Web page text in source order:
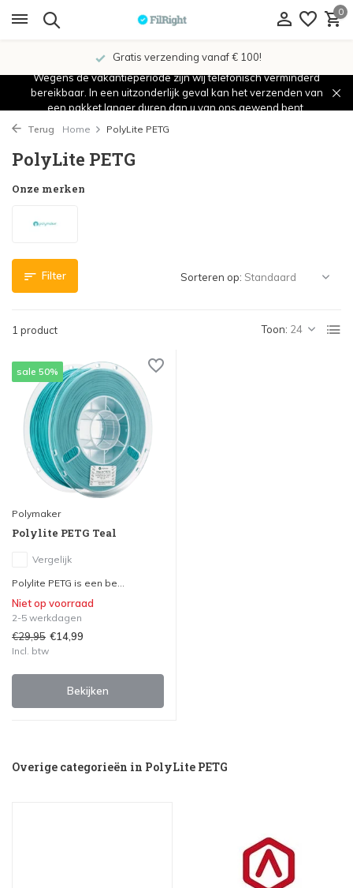
0
Gratis verzending vanaf € 100!
Wegens de vakantieperiode zijn wij telefonisch verminderd
bereikbaar. In een uitzonderlijk geval kan het verzenden van
een pakket langer duren dan u van ons gewend bent.
Terug Home PolyLite PETG
PolyLite PETG
Onze merken
Filter
1 product Toon:
Sorteren op:
sale 50%
Polymaker
Polylite PETG Teal
Vergelijk
Polylite PETG is een be...
Niet op voorraad
2-5 werkdagen
€29,95 €14,99
Incl. btw
Bekijken
Overige categorieën in PolyLite PETG